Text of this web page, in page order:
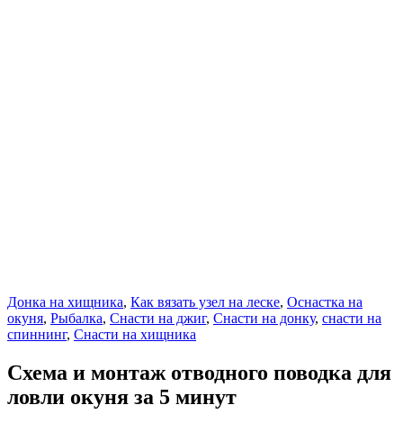
Донка на хищника, Как вязать узел на леске, Оснастка на
окуня, Рыбалка, Снасти на джиг, Снасти на донку, снасти на
спиннинг, Снасти на хищника
Схема и монтаж отводного поводка для
ловли окуня за 5 минут